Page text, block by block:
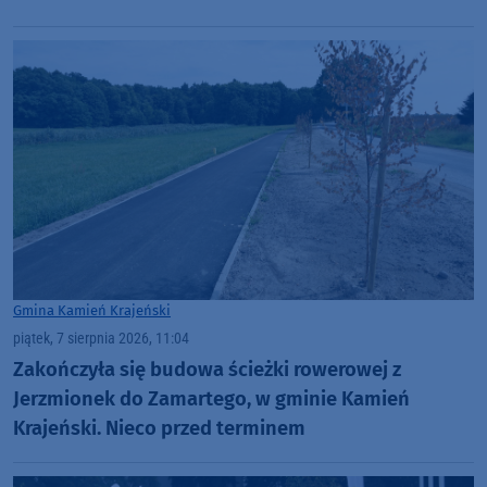
Gmina Kamień Krajeński
piątek, 7 sierpnia 2026, 11:04
Zakończyła się budowa ścieżki rowerowej z
Jerzmionek do Zamartego, w gminie Kamień
Krajeński. Nieco przed terminem